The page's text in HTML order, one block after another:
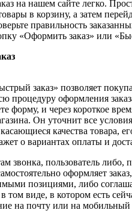
на нашем сайте легко.
в корзину, а затем
правильность
«Оформить заказ» или
заказ» позволяет
процедуру оформления
форму, и через короткое
Он уточнит все условия
качества товара,
о вариантах оплаты и
звонка, пользователь либо,
оформляет
позициями, либо
том виде, в котором есть
на почту или на